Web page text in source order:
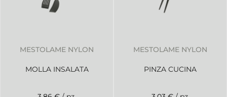
MESTOLAME NYLON
MOLLA INSALATA
MESTOLAME NYLON
PINZA CUCINA